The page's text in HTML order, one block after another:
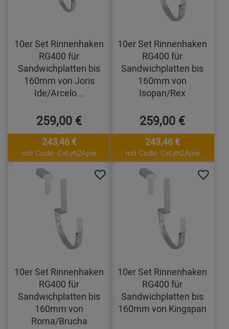
10er Set Rinnenhaken
RG400 für
Sandwichplatten bis
160mm von Joris
Ide/Arcelo...
259,00 €
243,46 €
mit Code: CxLyh2Ajne
10er Set Rinnenhaken
RG400 für
Sandwichplatten bis
160mm von
Isopan/Rex
259,00 €
243,46 €
mit Code: CxLyh2Ajne
10er Set Rinnenhaken
RG400 für
Sandwichplatten bis
160mm von
Roma/Brucha
10er Set Rinnenhaken
RG400 für
Sandwichplatten bis
160mm von Kingspan